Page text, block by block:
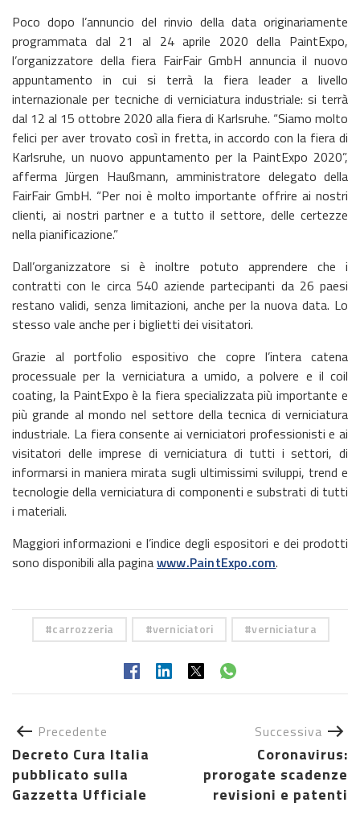
Poco dopo l’annuncio del rinvio della data originariamente
programmata dal 21 al 24 aprile 2020 della PaintExpo,
l’organizzatore della fiera FairFair GmbH annuncia il nuovo
appuntamento in cui si terrà la fiera leader a livello
internazionale per tecniche di verniciatura industriale: si terrà
dal 12 al 15 ottobre 2020 alla fiera di Karlsruhe. “Siamo molto
felici per aver trovato così in fretta, in accordo con la fiera di
Karlsruhe, un nuovo appuntamento per la PaintExpo 2020”,
afferma Jürgen Haußmann, amministratore delegato della
FairFair GmbH. “Per noi è molto importante offrire ai nostri
clienti, ai nostri partner e a tutto il settore, delle certezze
nella pianificazione.”
Dall’organizzatore si è inoltre potuto apprendere che i
contratti con le circa 540 aziende partecipanti da 26 paesi
restano validi, senza limitazioni, anche per la nuova data. Lo
stesso vale anche per i biglietti dei visitatori.
Grazie al portfolio espositivo che copre l’intera catena
processuale per la verniciatura a umido, a polvere e il coil
coating, la PaintExpo è la fiera specializzata più importante e
più grande al mondo nel settore della tecnica di verniciatura
industriale. La fiera consente ai verniciatori professionisti e ai
visitatori delle imprese di verniciatura di tutti i settori, di
informarsi in maniera mirata sugli ultimissimi sviluppi, trend e
tecnologie della verniciatura di componenti e substrati di tutti
i materiali.
Maggiori informazioni e l’indice degli espositori e dei prodotti
sono disponibili alla paginawww.PaintExpo.com.
carrozzeria verniciatori verniciatura
Precedente
Decreto Cura Italia
pubblicato sulla
Gazzetta Ufficiale
Successiva
Coronavirus:
prorogate scadenze
revisioni e patenti